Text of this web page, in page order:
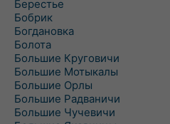
Берестье
Бобрик
Богдановка
Болота
Большие Круговичи
Большие Мотыкалы
Большие Орлы
Большие Радваничи
Большие Чучевичи